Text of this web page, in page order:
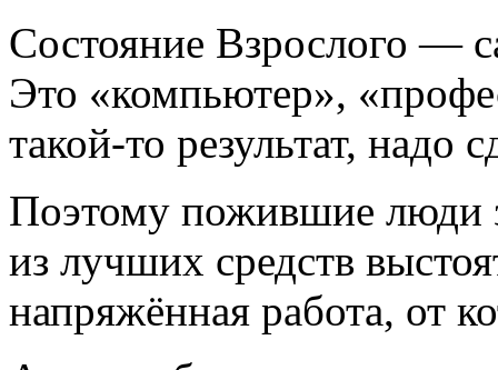
Состояние Взрослого —
Это «компьютер»,
такой-то результат, надо
Поэтому пожившие люди
из лучших средств
напряжённая работа, от